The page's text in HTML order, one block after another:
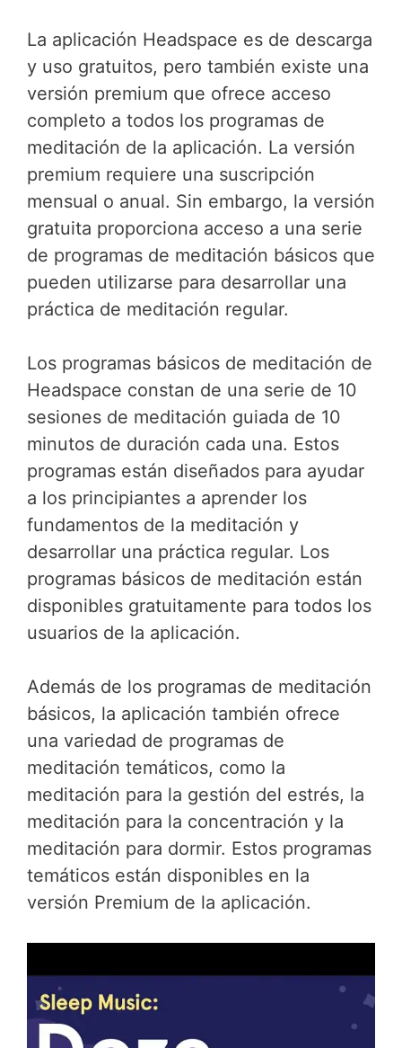
La aplicación Headspace es de descarga
y uso gratuitos, pero también existe una
versión premium que ofrece acceso
completo a todos los programas de
meditación de la aplicación. La versión
premium requiere una suscripción
mensual o anual. Sin embargo, la versión
gratuita proporciona acceso a una serie
de programas de meditación básicos que
pueden utilizarse para desarrollar una
práctica de meditación regular.
Los programas básicos de meditación de
Headspace constan de una serie de 10
sesiones de meditación guiada de 10
minutos de duración cada una. Estos
programas están diseñados para ayudar
a los principiantes a aprender los
fundamentos de la meditación y
desarrollar una práctica regular. Los
programas básicos de meditación están
disponibles gratuitamente para todos los
usuarios de la aplicación.
Además de los programas de meditación
básicos, la aplicación también ofrece
una variedad de programas de
meditación temáticos, como la
meditación para la gestión del estrés, la
meditación para la concentración y la
meditación para dormir. Estos programas
temáticos están disponibles en la
versión Premium de la aplicación.